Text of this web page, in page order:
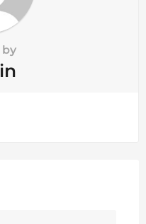
by